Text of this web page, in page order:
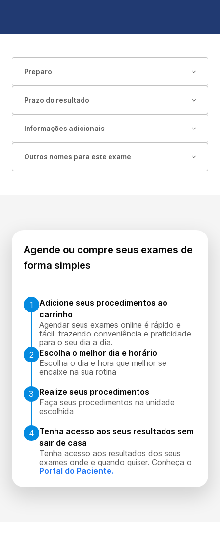
Preparo
Prazo do resultado
Informações adicionais
Outros nomes para este exame
Agende ou compre seus exames de
forma simples
1
Adicione seus procedimentos ao
carrinho
Agendar seus exames online é rápido e
fácil, trazendo conveniência e praticidade
para o seu dia a dia.
2
Escolha o melhor dia e horário
Escolha o dia e hora que melhor se
encaixe na sua rotina
3
Realize seus procedimentos
Faça seus procedimentos na unidade
escolhida
4 Tenha acesso aos seus resultados sem
sair de casa
Tenha acesso aos resultados dos seus
exames onde e quando quiser. Conheça o
Portal do Paciente.